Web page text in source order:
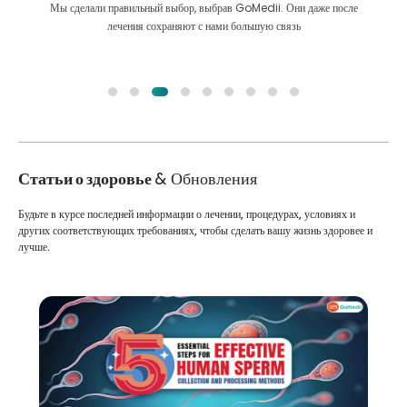
Аллаха наткнулся на GoMedii и связался с ними.
Статьи о здоровье& Обновления
Будьте в курсе последней информации о лечении, процедурах, условиях и
других соответствующих требованиях, чтобы сделать вашу жизнь здоровее и
лучше.